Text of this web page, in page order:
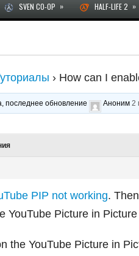
SVEN CO-OP » HALF-LIFE 2 »
› How can I
последнее обновление Аноним2
PIP not working.
YouTube Picture in
the YouTube Picture in